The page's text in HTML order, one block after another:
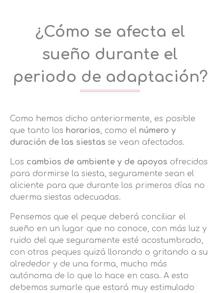
¿Cómo se afecta el
sueño durante el
periodo de adaptación?
Como hemos dicho anteriormente, es posible
que tanto los horarios, como el número y
duración de las siestas se vean afectados.
Los cambios de ambiente y de apoyos ofrecidos
para dormirse la siesta, seguramente sean el
aliciente para que durante los primeros días no
duerma siestas adecuadas.
Pensemos que el peque deberá conciliar el
sueño en un lugar que no conoce, con más luz y
ruido del que seguramente esté acostumbrado,
con otros peques quizá llorando o gritando a su
alrededor y de una forma, mucho más
autónoma de lo que lo hace en casa. A esto
debemos sumarle que estará muy estimulado